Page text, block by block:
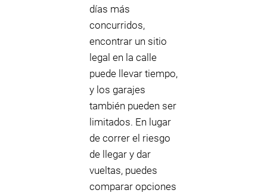
días más
concurridos,
encontrar un sitio
legal en la calle
puede llevar tiempo,
y los garajes
también pueden ser
limitados. En lugar
de correr el riesgo
de llegar y dar
vueltas, puedes
comparar opciones